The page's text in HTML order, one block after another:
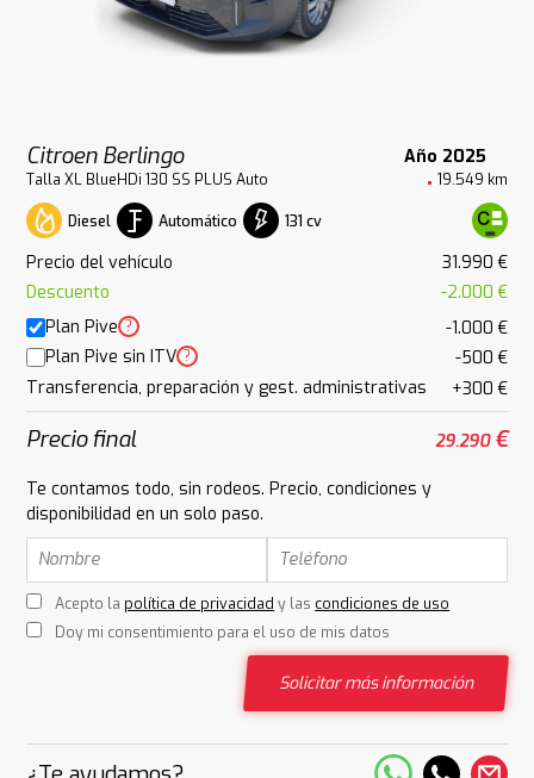
Citroen Berlingo Año 2025
Talla XL BlueHDi 130 SS PLUS Auto 19.549 km
Diesel Automático 131 cv
Precio del vehículo
31.990 €
Descuento
-2.000 €
Plan Pive ?
-1.000 €
Plan Pive sin ITV ?
-500 €
Transferencia, preparación y gest. administrativas
+300 €
Precio final 29.290€
Te contamos todo, sin rodeos. Precio, condiciones y
disponibilidad en un solo paso.
Acepto la política de privacidad y las condiciones de uso
Doy mi consentimiento para el uso de mis datos
Solicitar más información